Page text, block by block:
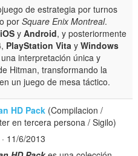
de estrategia por turnos
porSquare Enix Montreal.
iOS yAndroid, y posteriormente
, PlayStation Vita yWindows
interpretación única y
Hitman, transformando la
un juego de mesa táctico.
HD Pack (Compilacion /
en tercera persona / Sigilo)
· 11/6/2013